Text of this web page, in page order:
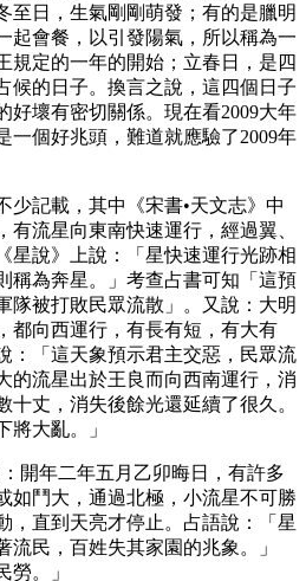
至日，生氣剛剛萌發；有的是臘明
起會餐，以引發陽氣，所以稱為一
規定的一年的開始；立春日，是四
候的日子。換言之說，這四個日子
好壞有密切關係。現在看2009大年
一個好兆頭，難道就應驗了2009年
少記載，其中《宋書•天文志》中
有流星向東南快速運行，經過翼、
星說》上說：「星快速運行光跡相
稱為奔星。」考查占書可知「這預
隊被打敗民眾流散」。又說：大明
都向西運行，有長有短，有大有
：「這天象預示君主交惡，民眾流
的流星出於王良而向西南運行，消
十丈，消失後餘光還延續了很久。
將大亂。」
：開年二年五月乙卯晦日，有許多
如鬥大，通過北極，小流星不可勝
，直到天亮才停止。占語說：「星
流民，百姓失其家園的兆象。」
勞。」